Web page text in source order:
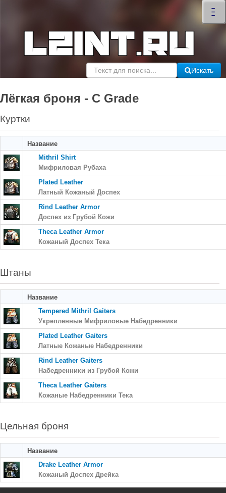
–
–
–
×
Искать
Лёгкая броня - C Grade
Куртки
Название
Mithril Shirt
Мифриловая Рубаха
Plated Leather
Латный Кожаный Доспех
Rind Leather Armor
Доспех из Грубой Кожи
Theca Leather Armor
Кожаный Доспех Тека
Штаны
Название
Tempered Mithril Gaiters
Укрепленные Мифриловые Набедренники
Plated Leather Gaiters
Латные Кожаные Набедренники
Rind Leather Gaiters
Набедренники из Грубой Кожи
Theca Leather Gaiters
Кожаные Набедренники Тека
Цельная броня
Название
Drake Leather Armor
Кожаный Доспех Дрейка